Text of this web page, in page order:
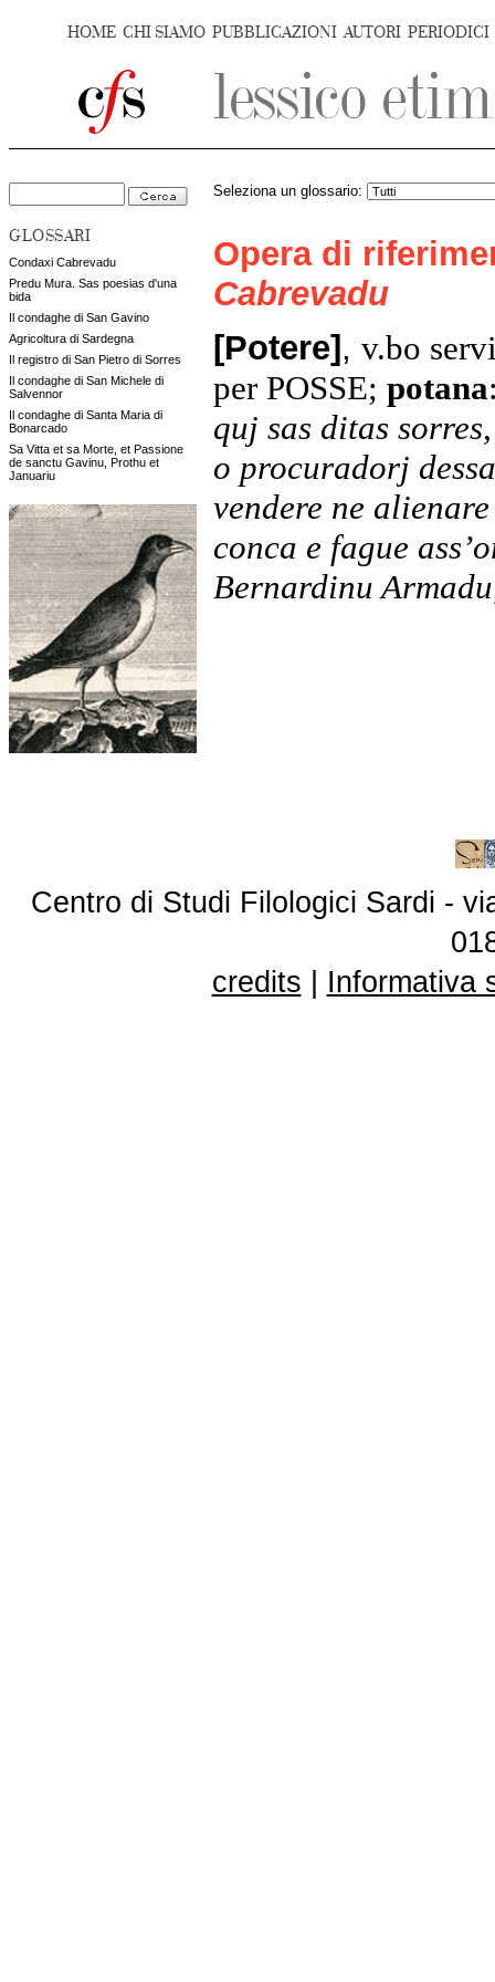
HOME CHI SIAMO PUBBLICAZIONI AUTORI PERIODICI
GLOSSARI
Condaxi Cabrevadu
Predu Mura. Sas poesias d'una
bida
Il condaghe di San Gavino
Agricoltura di Sardegna
Il registro di San Pietro di Sorres
Il condaghe di San Michele di
Salvennor
Il condaghe di Santa Maria di
Bonarcado
Sa Vitta et sa Morte, et Passione
de sanctu Gavinu, Prothu et
Januariu
Seleziona un glossario:
Opera di
Cabrevadu
[Potere] , v.bo
per POSSE; potana
quj sas ditas
o procuradorj
vendere ne
conca e fague
Bernardinu Armadu
Centro di Studi Filologici Sardi -
credits
Informativa